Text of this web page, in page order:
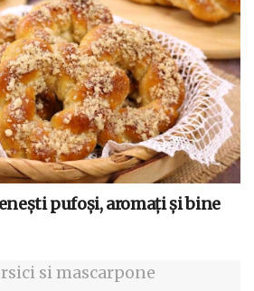
pufoși, aromați și bine